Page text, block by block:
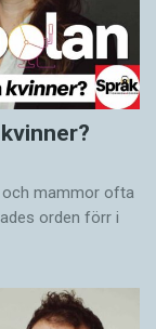
mammor ofta
orden förr i